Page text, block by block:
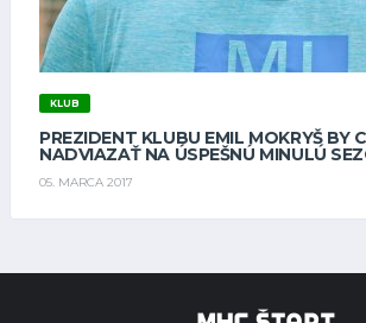
KLUB
PREZIDENT KLUBU EMIL MOKRYŠ BY
NADVIAZAŤ NA ÚSPEŠNÚ MINULÚ
05. MARCA 2017